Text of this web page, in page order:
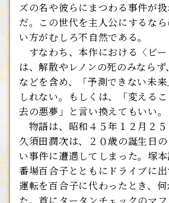
ズの名や彼らにまつわる事件が
だ。この世代を主人公にするな
い方がむしろ不自然である。
すなわち、本作における〈ビー
は、解散やレノンの死のみなら
などを含め、「予測できない未
しれない。もしくは、「変える
去の悪夢」と言い換えてもいい。
物語は、昭和４５年１２月２５
久須田潤次は、２０歳の誕生日
い事件に遭遇してしまった。塚本
番場百合子とともにドライブに出
運転を百合子に代わったとき、